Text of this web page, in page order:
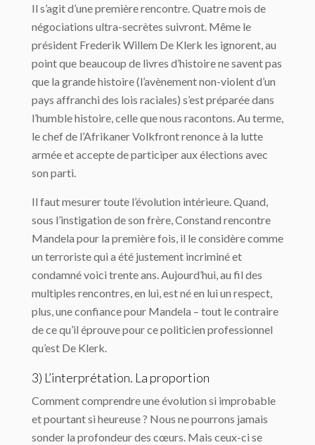
Il s’agit d’une première rencontre. Quatre mois de
négociations ultra-secrètes suivront. Même le
président Frederik Willem De Klerk les ignorent, au
point que beaucoup de livres d’histoire ne savent pas
que la grande histoire (l’avènement non-violent d’un
pays affranchi des lois raciales) s’est préparée dans
l’humble histoire, celle que nous racontons. Au terme,
le chef de l’Afrikaner Volkfront renonce à la lutte
armée et accepte de participer aux élections avec
son parti.
Il faut mesurer toute l’évolution intérieure. Quand,
sous l’instigation de son frère, Constand rencontre
Mandela pour la première fois, il le considère comme
un terroriste qui a été justement incriminé et
condamné voici trente ans. Aujourd’hui, au fil des
multiples rencontres, en lui, est né en lui un respect,
plus, une confiance pour Mandela – tout le contraire
de ce qu’il éprouve pour ce politicien professionnel
qu’est De Klerk.
3) L’interprétation. La proportion
Comment comprendre une évolution si improbable
et pourtant si heureuse ? Nous ne pourrons jamais
sonder la profondeur des cœurs. Mais ceux-ci se